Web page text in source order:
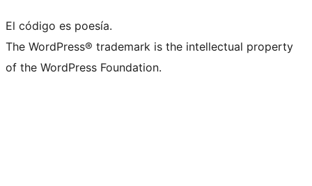
El código es poesía.
The WordPress® trademark is the intellectual property
of the WordPress Foundation.